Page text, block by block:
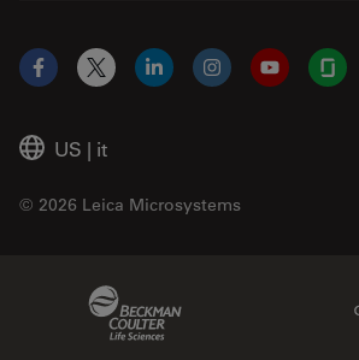
US | it
© 2026 Leica Microsystems
Facebook
X LinkedInInstagramYouTube